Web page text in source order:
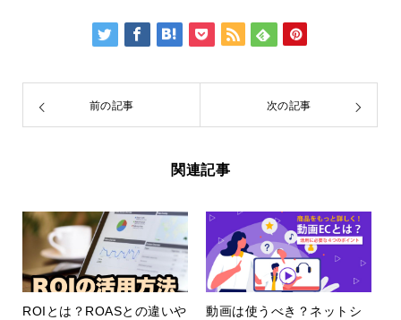
前の記事 次の記事
関連記事
ROIとは？ROASとの違いや
動画は使うべき？ネットシ